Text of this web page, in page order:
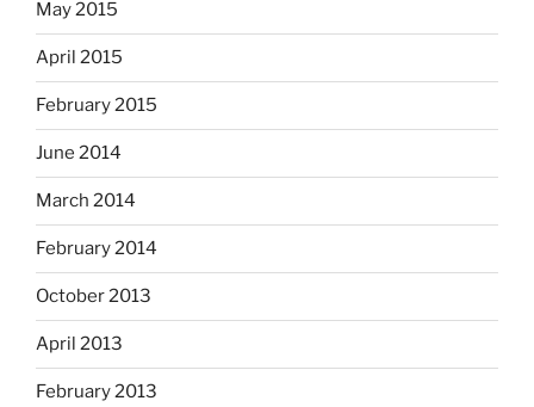
May 2015
April 2015
February 2015
June 2014
March 2014
February 2014
October 2013
April 2013
February 2013